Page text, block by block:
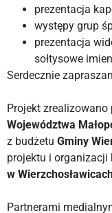
prezentacja
występy grup
prezentacja
sołtysowe
Serdecznie
Projekt
Województwa
z budżetu Gminy
projektu i organizacji
w
Partnerami